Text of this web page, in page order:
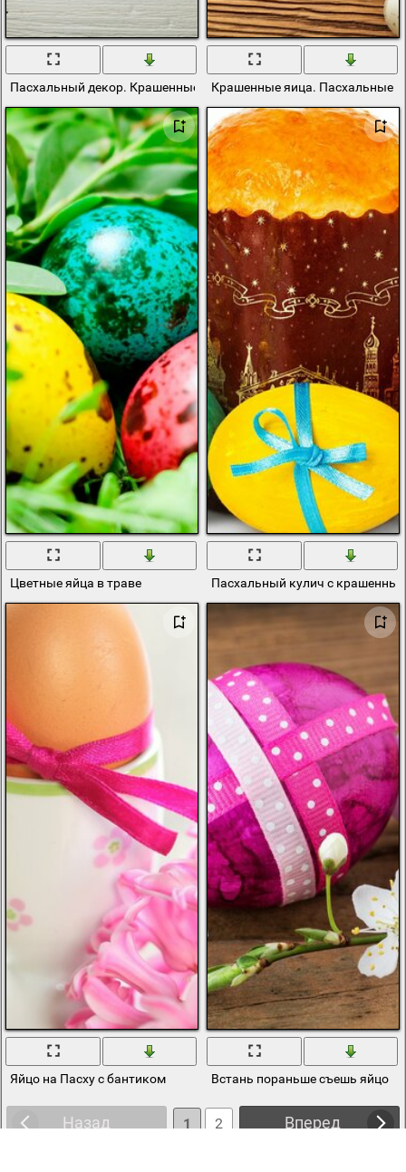
Пасхальный декор. Крашенные яйца и цветыКрашенные яица. Пасхальные
Цветные яйца в траве Пасхальный кулич с
Яйцо на Пасху с бантиком Встань пораньше съешь яйцо
Назад Вперед
1
2